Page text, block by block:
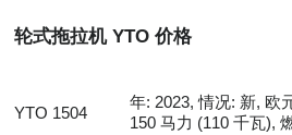
轮式拖拉机 YTO 价格
YTO 1504
年: 2023, 情况: 新, 欧
150 马力 (110 千瓦),